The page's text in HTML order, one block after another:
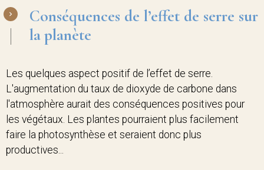
Conséquences de l’effet de serre sur
la planète
Les quelques aspect positif de l’effet de serre.
L'augmentation du taux de dioxyde de carbone dans
l'atmosphère aurait des conséquences positives pour
les végétaux. Les plantes pourraient plus facilement
faire la photosynthèse et seraient donc plus
productives...